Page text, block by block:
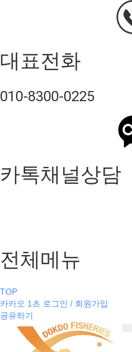
대표전화
010-8300-0225
카톡채널상담
전체메뉴
TOP
카카오 1초 로그인 / 회원가입
공유하기